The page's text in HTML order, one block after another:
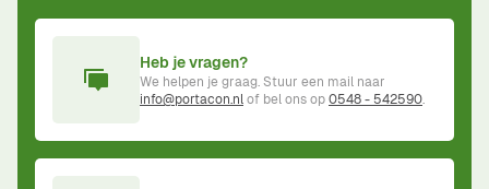
Heb je vragen?
We helpen je graag. Stuur een mail naar
info@portacon.nlof bel ons op0548 - 542590.